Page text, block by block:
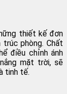
thiết kế đơn
trúc phòng. Chất
điều chỉnh ánh
mặt trời, sẽ
tinh tế.